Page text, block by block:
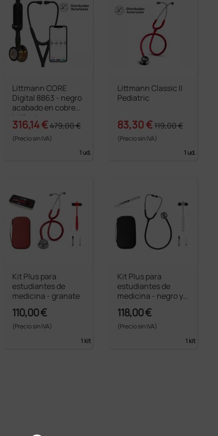
Littmann CORE
Digital 8863 - negro
acabado en cobre
brillante
316,14 €479,00 €
(Precio sin IVA)
1 ud.
Littmann Classic II
Pediatric
83,30 €119,00 €
(Precio sin IVA)
1 ud.
Kit Plus para
estudiantes de
medicina - granate
110,00 €
(Precio sin IVA)
1 kit
Kit Plus para
estudiantes de
medicina - negro y
silver
118,00 €
(Precio sin IVA)
1 kit